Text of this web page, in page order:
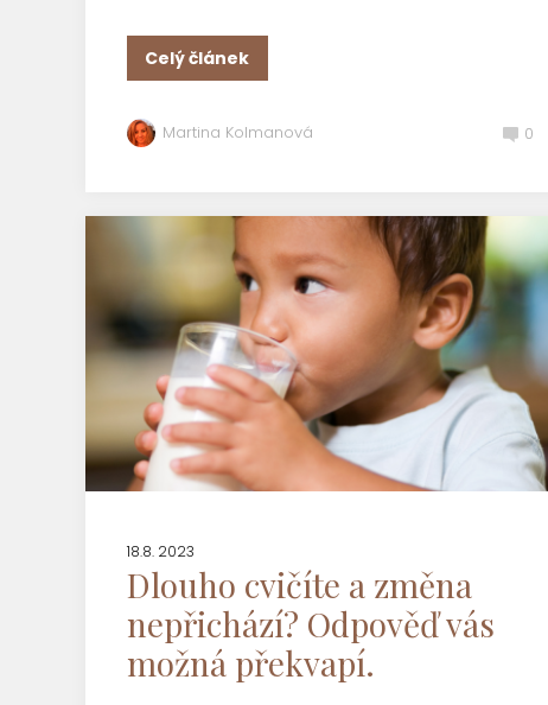
Celý článek
Martina Kolmanová 0
18.8. 2023
Dlouho cvičíte a změna
nepřichází? Odpověď vás
možná překvapí.